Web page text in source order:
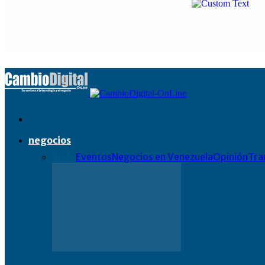
negocios
EventosNegocios en VenezuelaOpinión